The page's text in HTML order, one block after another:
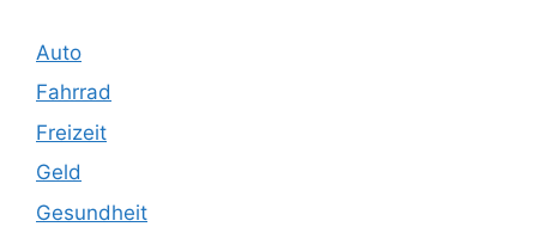
Auto
Fahrrad
Freizeit
Geld
Gesundheit